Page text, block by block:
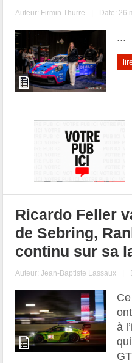
Auteur: Firmin Thurre | Date: 26
...
Ricardo Feller
de Sebring,
continu sur sa
Auteur:Jean-Baptiste Lassaux |
à